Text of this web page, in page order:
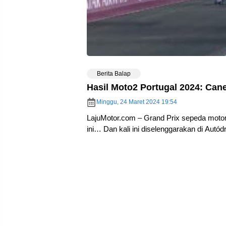
Berita Balap
Hasil Moto2 Portugal 2024:
Minggu, 24 Maret 2024 19:54
LajuMotor.com – Grand Prix sepeda
ini… Dan kali ini diselenggarakan di